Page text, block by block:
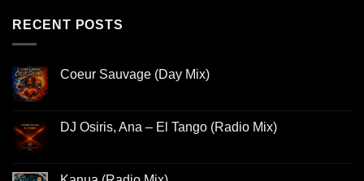
RECENT POSTS
Coeur Sauvage (Day Mix)
DJ Osiris, Ana – El Tango (Radio Mix)